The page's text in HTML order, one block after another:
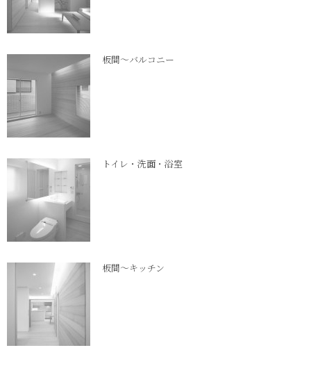
板間～バルコニー
トイレ・洗面・浴室
板間～キッチン